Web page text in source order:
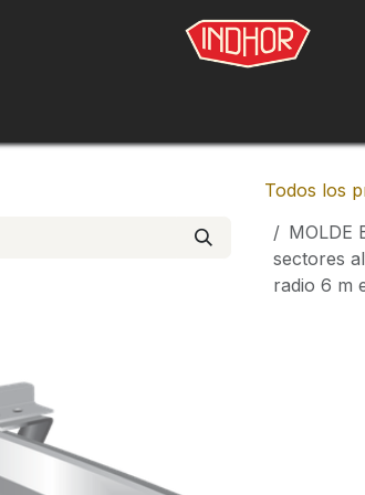
Todos los
MOLDE
sectores
radio 6 m